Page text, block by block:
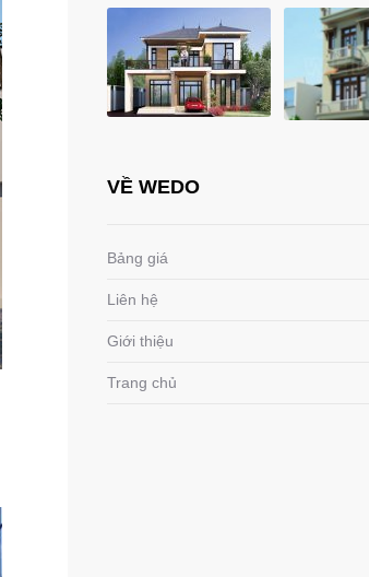
VỀ WEDO
Bảng giá
Liên hệ
Giới thiệu
Trang chủ